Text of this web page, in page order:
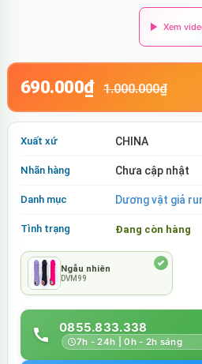
690.000₫ 1.000.000₫
Xuất xứ CHINA
Nhãn hàng Chưa cập nhật
Danh mục Dương vật giả
Tình trạng Đang còn hàng
Ngẫu nhiên
DVM99
0855.833.338
7h - 24h | 0h - 2h sáng